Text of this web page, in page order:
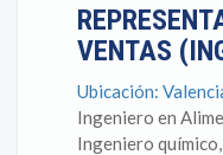
VENTAS
Ubicación:
Ingeniero en
Ingeniero